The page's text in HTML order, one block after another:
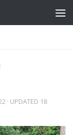
· UPDATED 18